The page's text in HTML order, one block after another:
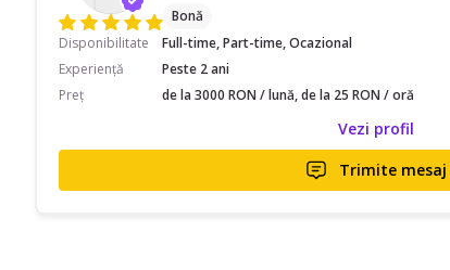
Bonă
Disponibilitate
Full-time, Part-time, Ocazional
Experiență
Peste 2 ani
Preț
de la 3000 RON / lună, de la 25 RON / oră
Vezi profil
Trimite mesaj